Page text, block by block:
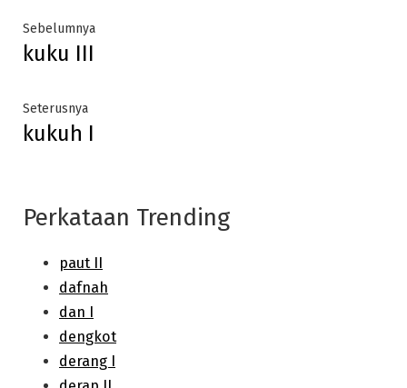
Post
navigation
SebelumnyaPrevious
kuku III
SeterusnyaNext
post:
kukuh I
Perkataan Trending